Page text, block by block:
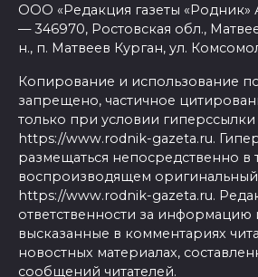
ООО «Редакция газеты «Родник»
— 346970, Ростовская обл.,
н., п. Матвеев Курган, ул.
Копирование и использование
запрещено, частичное
только при условии гиперссылки
https://www.rodnik-gazeta.ru.
размещаться непосредственно в
воспроизводящем
https://www.rodnik-gazeta.ru.
ответственности за информацию
высказанные в комментариях
новостных материалах,
сообщений читателей.